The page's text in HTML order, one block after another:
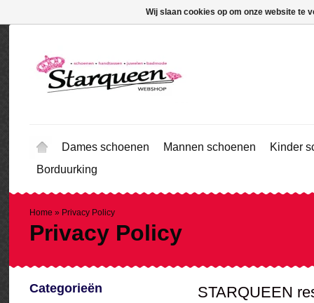
Dames schoenen Mannen schoenen
Kinder
Borduurking
Home » Privacy Policy
Privacy Policy
STARQUEEN
Categorieën
Wij slaan cookies op om onze website te